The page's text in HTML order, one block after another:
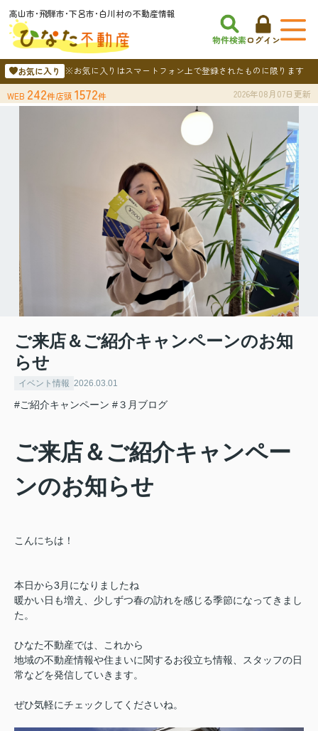
高山市･飛騨市･下呂市･白川村の不動産情報
物件検索ログイン
お気に入り ※お気に入りはスマートフォン上で登録されたものに限ります
WEB 242件店頭 1572件 2026年08月07日更新
ご来店＆ご紹介キャンペーンのお知
らせ
イベント情報 2026.03.01
#ご紹介キャンペーン #３月ブログ
ご来店＆ご紹介キャンペー
ンのお知らせ
こんにちは！
本日から3月になりましたね
暖かい日も増え、少しずつ春の訪れを感じる季節になってきまし
た。
ひなた不動産では、これから
地域の不動産情報や住まいに関するお役立ち情報、スタッフの日
常などを発信していきます。
ぜひ気軽にチェックしてくださいね。